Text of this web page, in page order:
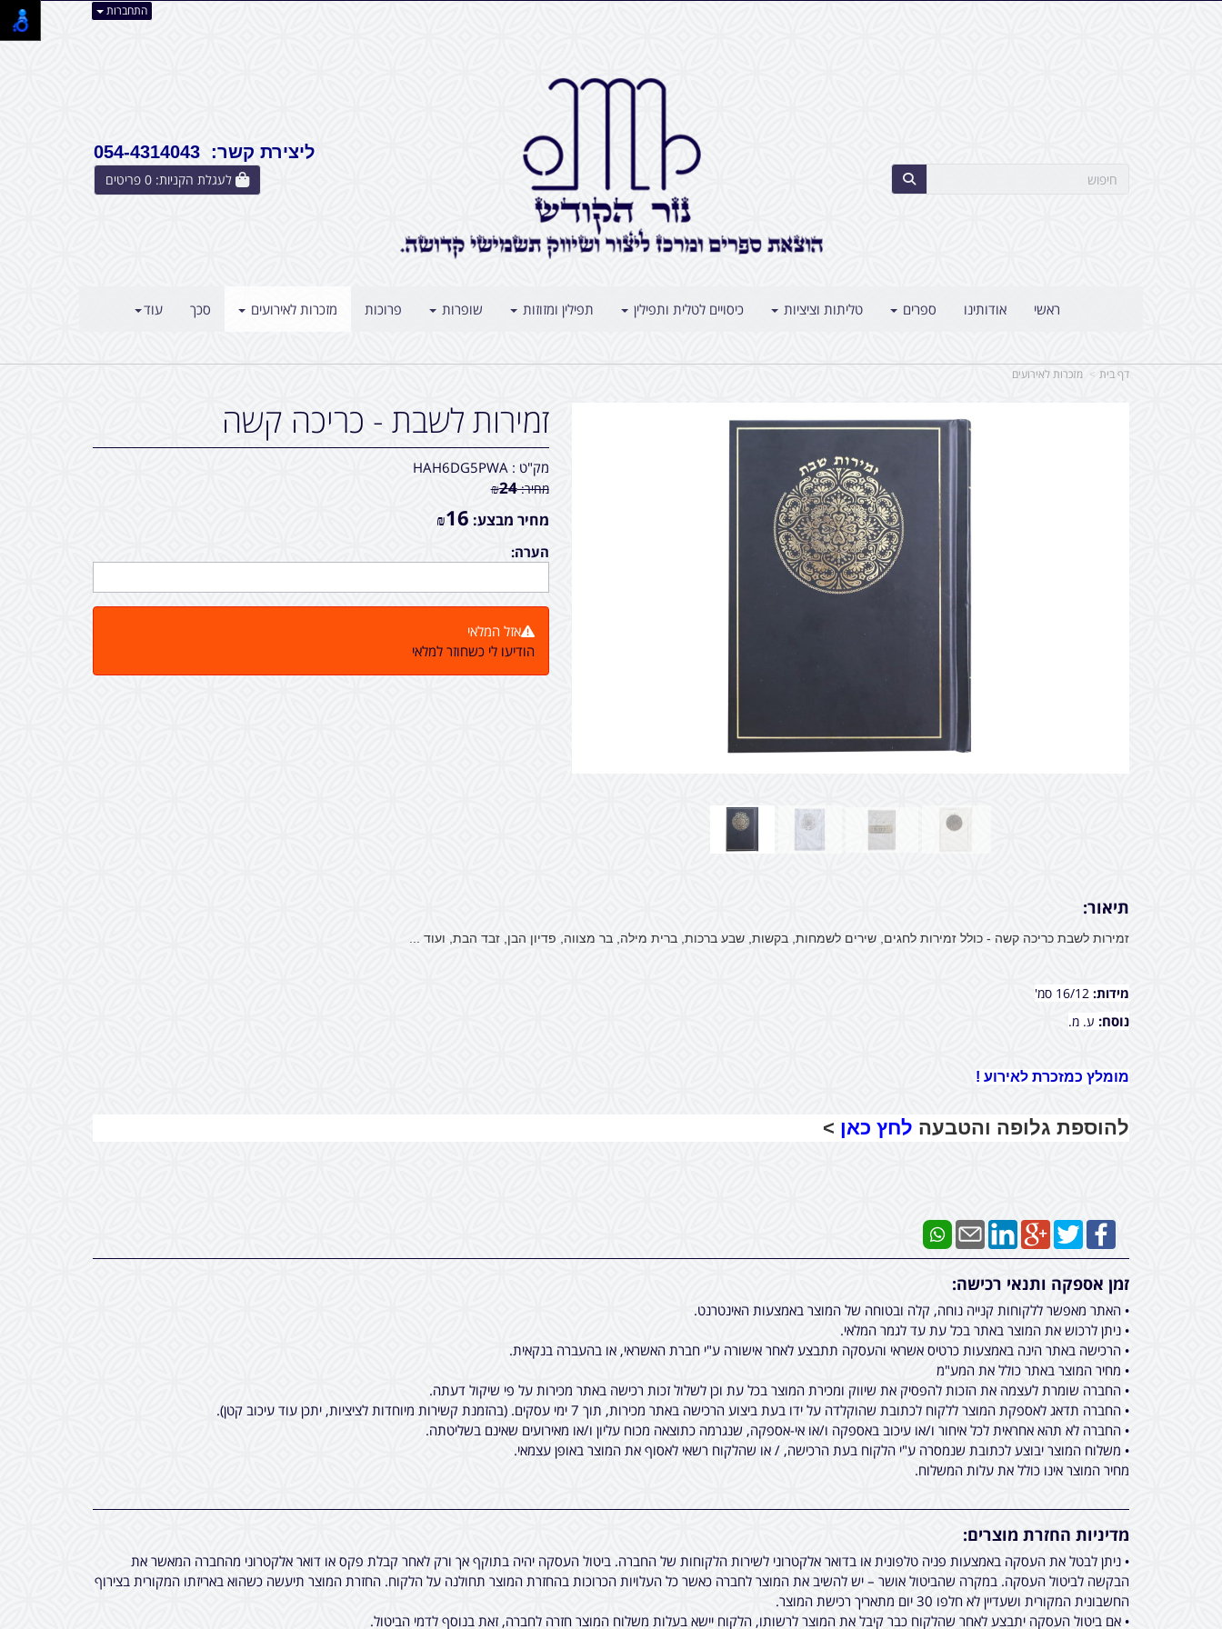
התחברות
ליצירת קשר: 054-4314043
0
ראשי אודותינו ספרים טליתות וציציות כיסויים לטלית ותפילין תפילין ומזוזות שופרות פרוכות מזכרות לאירועים סכך עוד
דף בית מזכרות לאירועים
זמירות לשבת - כריכה קשה
מק"ט :HAH6DG5PWA
מחיר: ₪24
מחיר מבצע: ₪16
הערה:
אזל המלאי
הודיעו לי כשחוזר למלאי
תיאור:
זמירות לשבת כריכה קשה - כולל זמירות לחגים, שירים לשמחות, בקשות, שבע ברכות, ברית מילה, בר מצווה, פדיון הבן, זבד הבת, ועוד ...
מידות:
נוסח: ע. מ.
מומלץ כמזכרת לאירוע !
להוספת גלופה והטבעה לחץ כאן >
זמן אספקה ותנאי רכישה:
• האתר מאפשר ללקוחות קנייה נוחה, קלה ובטוחה של המוצר באמצעות האינטרנט.
• ניתן לרכוש את המוצר באתר בכל עת עד לגמר המלאי.
• הרכישה באתר הינה באמצעות כרטיס אשראי והעסקה תתבצע לאחר אישורה ע"י חברת האשראי, או בהעברה בנקאית.
• מחיר המוצר באתר כולל את המע"מ
• החברה שומרת לעצמה את הזכות להפסיק את שיווק ומכירת המוצר בכל עת וכן לשלול זכות רכישה באתר מכירות על פי שיקול דעתה.
• החברה תדאג לאספקת המוצר ללקוח לכתובת שהוקלדה על ידו בעת ביצוע הרכישה באתר מכירות, תוך 7 ימי עסקים. (בהזמנת קשירות מיוחדות לציציות, יתכן עוד עיכוב קטן).
• החברה לא תהא אחראית לכל איחור ו/או עיכוב באספקה ו/או אי-אספקה, שנגרמה כתוצאה מכוח עליון ו/או מאירועים שאינם בשליטתה.
• משלוח המוצר יבוצע לכתובת שנמסרה ע"י הלקוח בעת הרכישה, / או שהלקוח רשאי לאסוף את המוצר באופן עצמאי.
מחיר המוצר אינו כולל את עלות המשלוח.
מדיניות החזרת מוצרים:
• ניתן לבטל את העסקה באמצעות פניה טלפונית או בדואר אלקטרוני לשירות הלקוחות של החברה. ביטול העסקה יהיה בתוקף אך ורק לאחר קבלת פקס או דואר אלקטרוני מהחברה המאשר את
הבקשה לביטול העסקה. במקרה שהביטול אושר – יש להשיב את המוצר לחברה כאשר כל העלויות הכרוכות בהחזרת המוצר תחולנה על הלקוח. החזרת המוצר תיעשה כשהוא באריזתו המקורית בצירוף
החשבונית המקורית ושעדיין לא חלפו 30 יום מתאריך רכישת המוצר.
• אם ביטול העסקה יתבצע לאחר שהלקוח כבר קיבל את המוצר לרשותו, הלקוח יישא בעלות משלוח המוצר חזרה לחברה, זאת בנוסף לדמי הביטול.